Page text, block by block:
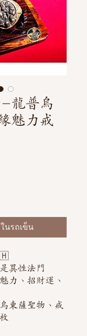
龍普烏
魅力戒
นรถเข็น
異性法門
力、招財運、
東薩聖物、戒